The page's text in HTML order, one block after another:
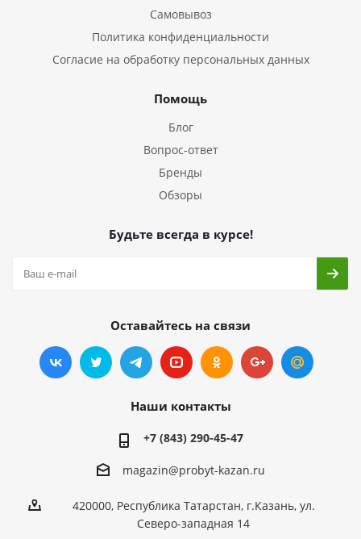
Самовывоз
Политика конфиденциальности
Согласие на обработку персональных данных
Помощь
Блог
Вопрос-ответ
Бренды
Обзоры
Будьте всегда в курсе!
Оставайтесь на связи
Наши контакты
+7 (843) 290-45-47
magazin@probyt-kazan.ru
420000, Республика Татарстан, г.Казань, ул.
Северо-западная 14